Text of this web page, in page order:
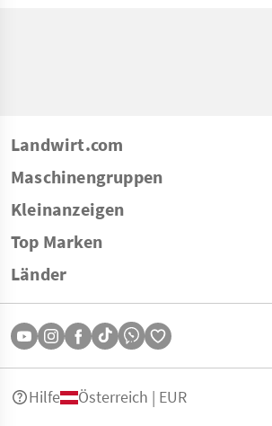
Landwirt.com
Maschinengruppen
Kleinanzeigen
Top Marken
Länder
Hilfe Österreich | EUR